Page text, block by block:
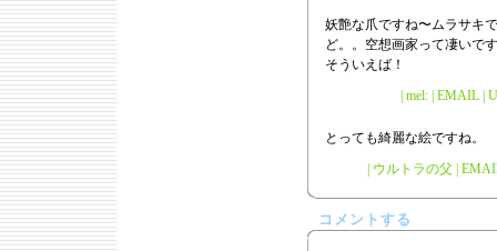
妖艶な爪ですね〜ムラサキ
ど。。空想画家って凄いで
そういえば！
| mel: | EMAIL |
とっても綺麗な絵ですね。
| ウルトラの父 |
コメントする